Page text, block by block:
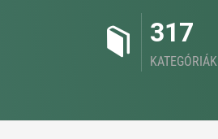
317
KATEGÓRIÁK